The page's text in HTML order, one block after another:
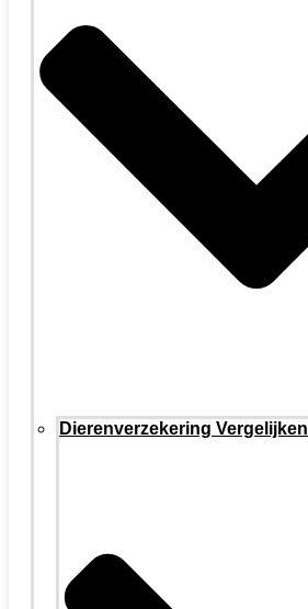
Dierenverzekering Vergelijken